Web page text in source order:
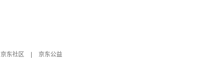
京东社区
京东公益